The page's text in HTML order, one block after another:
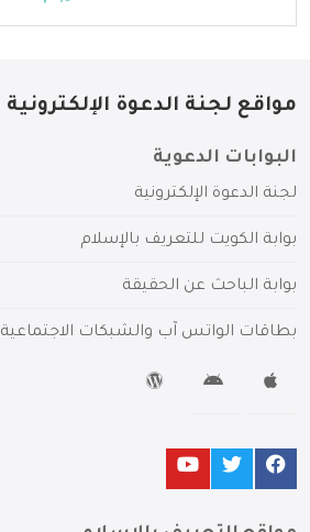
مواقع لجنة الدعوة الإلكترونية
البوابات الدعوية
لجنة الدعوة الإلكترونية
بوابة الكويت للتعريف بالإسلام
بوابة الباحث عن الحقيقة
بطاقات الواتس آب والشبكات الاجتماعية